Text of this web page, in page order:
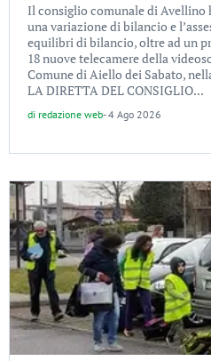
Il consiglio comunale di Avellino
una variazione di bilancio e
equilibri di bilancio, oltre ad un
18 nuove telecamere della
Comune di Aiello dei Sabato,
LA DIRETTA DEL CONSIGLIO...
di redazione web-4 Ago 2026